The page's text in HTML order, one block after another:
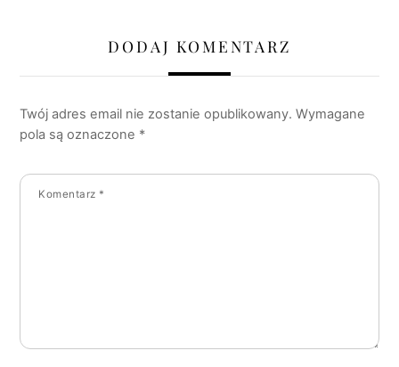
DODAJ KOMENTARZ
Twój adres email nie zostanie opublikowany. Wymagane
pola są oznaczone *
Komentarz *